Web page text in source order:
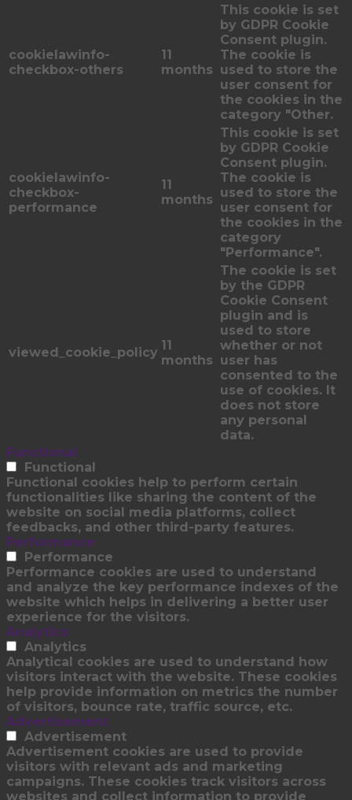
cookielawinfo-
checkbox-others
11
months
This cookie is set
by GDPR Cookie
Consent plugin.
The cookie is
used to store the
user consent for
the cookies in the
category "Other.
cookielawinfo-
checkbox-
performance
11
months
This cookie is set
by GDPR Cookie
Consent plugin.
The cookie is
used to store the
user consent for
the cookies in the
category
"Performance".
viewed_cookie_policy 11
months
The cookie is set
by the GDPR
Cookie Consent
plugin and is
used to store
whether or not
user has
consented to the
use of cookies. It
does not store
any personal
data.
Functional
Functional
Functional cookies help to perform certain
functionalities like sharing the content of the
website on social media platforms, collect
feedbacks, and other third-party features.
Performance
Performance
Performance cookies are used to understand
and analyze the key performance indexes of the
website which helps in delivering a better user
experience for the visitors.
Analytics
Analytics
Analytical cookies are used to understand how
visitors interact with the website. These cookies
help provide information on metrics the number
of visitors, bounce rate, traffic source, etc.
Advertisement
Advertisement
Advertisement cookies are used to provide
visitors with relevant ads and marketing
campaigns. These cookies track visitors across
websites and collect information to provide